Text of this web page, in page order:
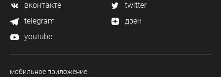
вконтакте
twitter
telegram
дзен
youtube
мобильное приложение